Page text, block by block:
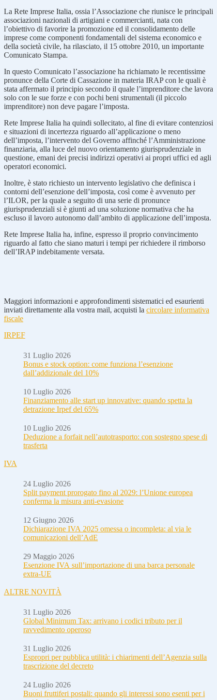
La Rete Imprese Italia, ossia l’Associazione che riunisce le principali
associazioni nazionali di artigiani e commercianti, nata con
l’obiettivo di favorire la promozione ed il consolidamento delle
imprese come componenti fondamentali del sistema economico e
della società civile, ha rilasciato, il 15 ottobre 2010, un importante
Comunicato Stampa.
In questo Comunicato l’associazione ha richiamato le recentissime
pronunce della Corte di Cassazione in materia IRAP con le quali è
stata affermato il principio secondo il quale l’imprenditore che lavora
solo con le sue forze e con pochi beni strumentali (il piccolo
imprenditore) non deve pagare l’imposta.
Rete Imprese Italia ha quindi sollecitato, al fine di evitare contenziosi
e situazioni di incertezza riguardo all’applicazione o meno
dell’imposta, l’intervento del Governo affinché l’Amministrazione
finanziaria, alla luce del nuovo orientamento giurisprudenziale in
questione, emani dei precisi indirizzi operativi ai propri uffici ed agli
operatori economici.
Inoltre, è stato richiesto un intervento legislativo che definisca i
contorni dell’esenzione dell’imposta, così come è avvenuto per
l’ILOR, per la quale a seguito di una serie di pronunce
giurisprudenziali si è giunti ad una soluzione normativa che ha
escluso il lavoro autonomo dall’ambito di applicazione dell’imposta.
Rete Imprese Italia ha, infine, espresso il proprio convincimento
riguardo al fatto che siano maturi i tempi per richiedere il rimborso
dell’IRAP indebitamente versata.
Maggiori informazioni e approfondimenti sistematici ed esaurienti
inviati direttamente alla vostra mail, acquisti la circolare informativa
fiscale
IRPEF
31 Luglio 2026
Bonus e stock option: come funziona l’esenzione
dall’addizionale del 10%
10 Luglio 2026
Finanziamento alle start up innovative: quando spetta la
detrazione Irpef del 65%
10 Luglio 2026
Deduzione a forfait nell’autotrasporto: con sostegno spese di
trasferta
IVA
24 Luglio 2026
Split payment prorogato fino al 2029: l’Unione europea
conferma la misura anti-evasione
12 Giugno 2026
Dichiarazione IVA 2025 omessa o incompleta: al via le
comunicazioni dell’AdE
29 Maggio 2026
Esenzione IVA sull’importazione di una barca personale
extra-UE
ALTRE NOVITÀ
31 Luglio 2026
Global Minimum Tax: arrivano i codici tributo per il
ravvedimento operoso
31 Luglio 2026
Espropri per pubblica utilità: i chiarimenti dell’Agenzia sulla
trascrizione del decreto
24 Luglio 2026
Buoni fruttiferi postali: quando gli interessi sono esenti per i